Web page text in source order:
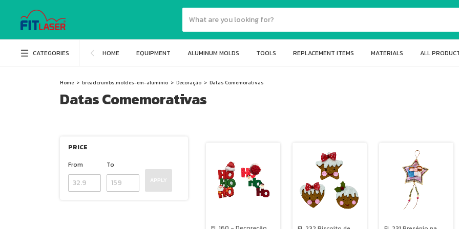
CATEGORIES HOME EQUIPMENT ALUMINUM MOLDS TOOLS REPLACEMENT ITEMS MATERIALS ALL
Home > breadcrumbs.moldes-em-aluminio > Decoração > Datas Comemorativas
Datas Comemorativas
PRICE
From
To
APPLY